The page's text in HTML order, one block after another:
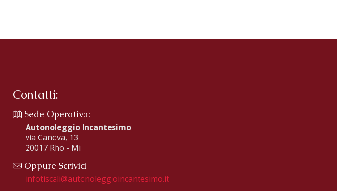
Contatti:
Sede Operativa:
Autonoleggio Incantesimo
via Canova, 13
20017 Rho - Mi
Oppure Scrivici
infotiscali@autonoleggioincantesimo.it